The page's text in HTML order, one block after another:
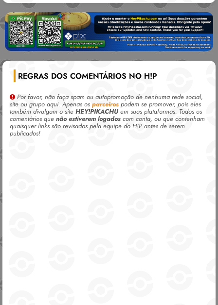
REGRAS DOS COMENTÁRIOS NO H!P
Por favor, não faça spam ou autopromoção de nenhuma rede social,
site ou grupo aqui. Apenas os parceiros podem se promover, pois eles
também divulgam o site HEY!PIKACHU em suas plataformas. Todos os
comentários que não estiverem logados com conta, ou que contenham
quaisquer links são revisados pela equipe do H!P antes de serem
publicados!